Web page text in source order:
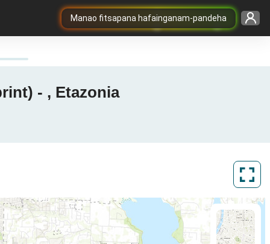
Manao fitsapana hafainganam-pandeha
- , Etazonia